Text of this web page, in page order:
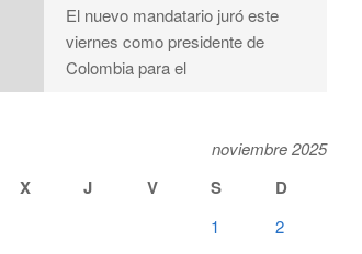
El nuevo mandatario juró este
viernes como presidente de
Colombia para el
noviembre 2025
X J V S D
1
2